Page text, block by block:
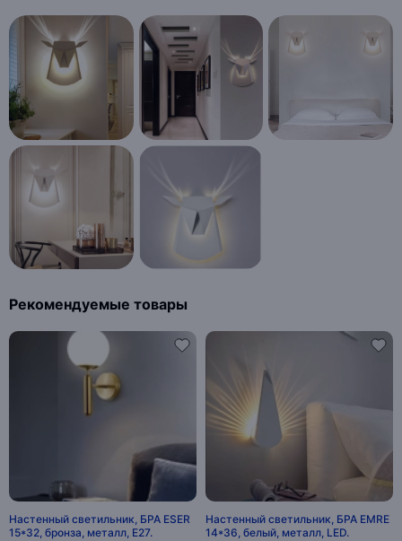
Рекомендуемые товары
Настенный светильник, БРА ESER
15*32, бронза, металл, Е27.
Настенный светильник, БРА EMRE
14*36, белый, металл, LED.